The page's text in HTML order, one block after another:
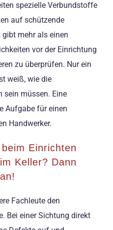
spezielle Verbundstoffe
auf schützende
mehr als einen
vor der Einrichtung
zu überprüfen. Nur ein
weiß, wie die
sein müssen. Eine
Aufgabe für einen
Handwerker.
Einrichten
Keller? Dann
Fachleute den
Bei einer Sichtung direkt